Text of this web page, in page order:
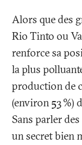
Alors que des
Rio Tinto ou
renforce sa
la plus
production de
(environ 53%)
Sans parler
un secret bien